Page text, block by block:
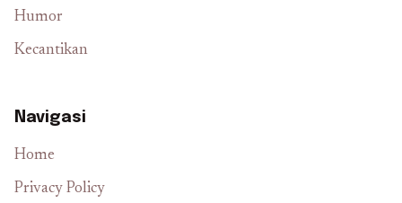
Humor
Kecantikan
Navigasi
Home
Privacy Policy